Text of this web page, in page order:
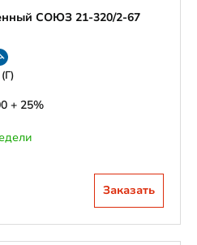
СОЮЗ 21-320/2-67
+ 25%
Заказать